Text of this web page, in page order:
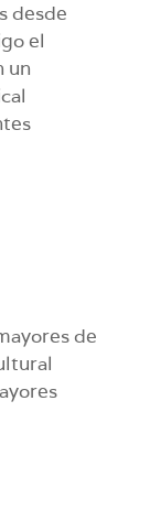
desde
el
un
de